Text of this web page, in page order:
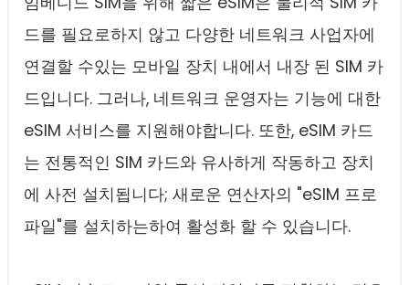
드를 필요로하지 않고 다양한 네트워크 사업자에
연결할 수있는 모바일 장치 내에서 내장 된 SIM 카
드입니다. 그러나, 네트워크 운영자는 기능에 대한
eSIM 서비스를 지원해야합니다. 또한, eSIM 카드
는 전통적인 SIM 카드와 유사하게 작동하고 장치
에 사전 설치됩니다; 새로운 연산자의 "eSIM 프로
파일"를 설치하는하여 활성화 할 수 있습니다.